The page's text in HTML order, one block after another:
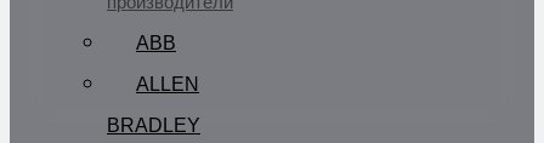
ABB
ALLEN
BRADLEY